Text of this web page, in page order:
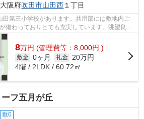
大阪府吹田市山田西 １丁目
田第三小学校があります。共用部には敷地内ご
備わっておりとても充実しています。眺望良好
マンション...
8万円 (管理費等：8,000円 )
敷金 0ヶ月 礼金 20万円
4階 / 2LDK / 60.72㎡
ーフ五月が丘
敷0